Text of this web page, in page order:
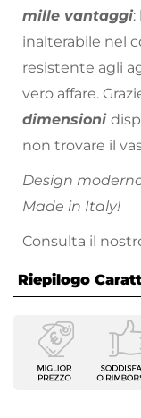
mille vantaggi:
inalterabile nel
resistente agli
vero affare.
dimensioni
non trovare il
Design
Made in Italy!
Consulta il
Riepilogo
Caratteristiche
Tipologia
Vaso